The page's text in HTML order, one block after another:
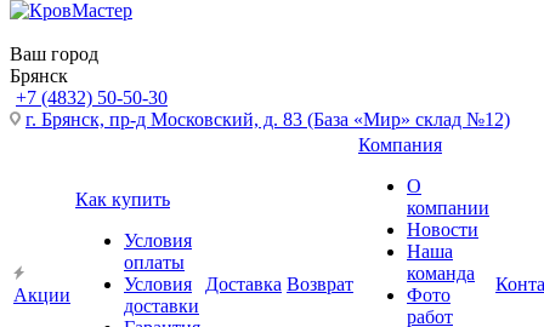
Ваш город
Брянск
+7 (4832) 50-50-30
г. Брянск, пр-д Московский, д. 83 (База «Мир» склад №12)
Акции
Как купить
Условия
оплаты
Условия
доставки
Доставка Возврат
Компания
О
компании
Новости
Наша
команда
Фото
работ